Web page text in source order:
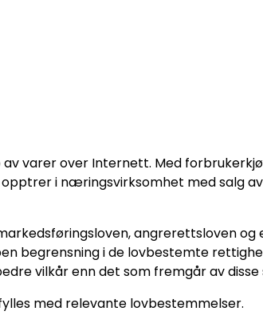
varer over Internett. Med
i næringsvirksomhet med salg
angrerettsloven og
begrensning i de lovbestemte
vilkår enn det som fremgår av disse
med relevante lovbestemmelser.